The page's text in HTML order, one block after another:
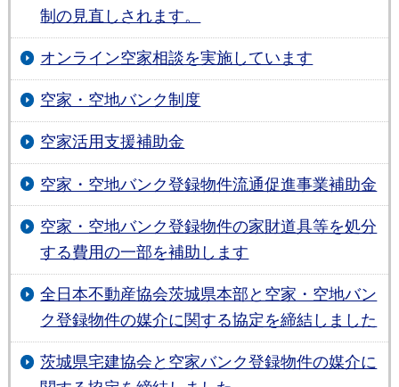
制の見直しされます。
オンライン空家相談を実施しています
空家・空地バンク制度
空家活用支援補助金
空家・空地バンク登録物件流通促進事業補助金
空家・空地バンク登録物件の家財道具等を処分
する費用の一部を補助します
全日本不動産協会茨城県本部と空家・空地バン
ク登録物件の媒介に関する協定を締結しました
茨城県宅建協会と空家バンク登録物件の媒介に